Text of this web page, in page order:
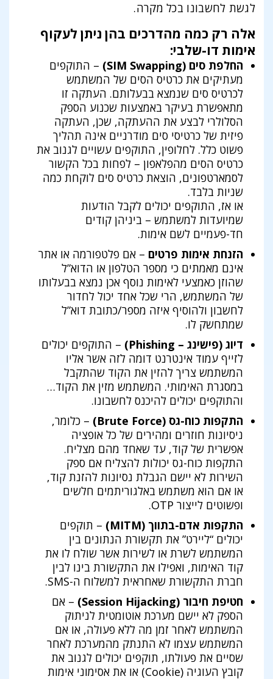
לגשת לחשבונו בכל מקרה.
אלה רק כמה מהדרכים בהן ניתן לעקוף
אימות דו-שלבי:
החלפת סים (SIM Swapping)
– התוקפים
מעתיקים את כרטיס הסים של המשתמש
לכרטיס סים שנמצא בבעלותם. העתקה זו
מתאפשרת בעיקר באמצעות שכנוע הספק
הסלולרי לבצע את ההעתקה, שכן, העתקה
פיזית של כרטיסי סים מודרניים אינה תהליך
פשוט כלל. לחלופין, התוקפים עשויים לגנוב את
כרטיס הסים מהפלאפון – לפחות בכל הקשור
לסמארטפונים, הוצאת כרטיס סים לוקחת כמה
שניות בלבד.
או אז, התוקפים יכולים לקבל הודעות
שמיועדות למשתמש – ביניהן קודים
חד-פעמיים לשם אימות.
הזנחת אימות פרטים – אם פלטפורמה או אתר
אינם מאמתים כי מספר הטלפון או הדוא”ל
שהוזן כאמצעי לאימות נוסף אכן נמצא בבעלותו
של המשתמש, הרי שכל אחד יכול לחדור
לחשבון ולהוסיף איזה מספר/כתובת דוא”ל
שמתחשק לו.
דיוג (פישינג – Phishing)
– התוקפים יכולים
לזייף עמוד אינטרנט דומה לזה אשר אליו
המשתמש צריך להזין את הקוד שהתקבל
במסגרת האימותי. המשתמש מזין את הקוד…
והתוקפים יכולים להיכנס לחשבונו.
התקפות כוח-גס (Brute Force)
– כלומר,
ניסיונות חוזרים ומהירים של כל אופציה
אפשרית של קוד, עד שאחד מהם מצליח.
התקפות כוח-גס יכולות להצליח אם ספק
השירות לא יישם הגבלת נסיונות להזנת קוד,
או אם הוא משתמש באלגוריתמים חלשים
ופשוטים לייצור OTP.
התקפות אדם-בתווך (MITM)
– תוקפים
יכולים “ליירט” את תקשורת הנתונים בין
המשתמש לשרת או לשירות אשר שולח לו את
קוד האימות, ואפילו את התקשורת בינו לבין
חברת התקשורת שאחראית למשלוח ה-SMS.
חטיפת חיבור (Session Hijacking)
– אם
הספק לא יישם מערכת אוטומטית לניתוק
המשתמש לאחר זמן מה ללא פעולה, או אם
המשתמש עצמו לא התנתק מהמערכת לאחר
שסיים את פעולתו, תוקפים יכולים לגנוב את
קובץ העוגיה (Cookie) או את אסימוני אימות